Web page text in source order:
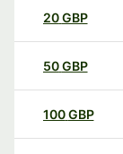
20GBP
50GBP
100GBP